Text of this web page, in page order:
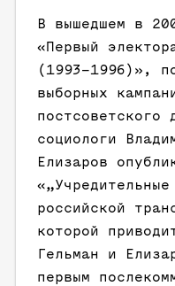
В вышедшем в
«Первый
(1993–1996)»,
выборных
постсоветского
социологи
Елизаров
российской
которой
Гельман и
первым